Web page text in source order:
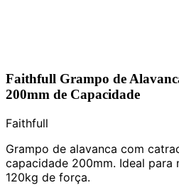
Faithfull Grampo de
200mm de Capacidade
Faithfull
Grampo de alavanca com
capacidade 200mm. Ideal para
120kg de força.